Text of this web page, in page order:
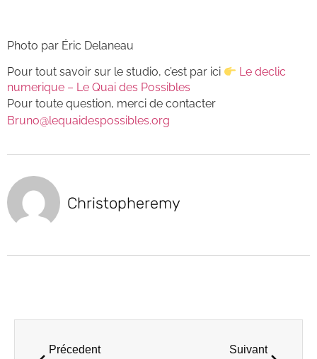
Photo par Éric Delaneau
Pour tout savoir sur le studio, c’est par ici
Le declic
numerique – Le Quai des Possibles
Pour toute question, merci de contacter
Bruno@lequaidespossibles.org
Christopheremy
Précedent Suivant